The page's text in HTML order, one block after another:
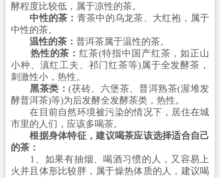
酵程度比较低，属于凉性的茶。
中性的茶： 青茶中的乌龙茶、大红袍，属于
中性的茶。
温性的茶： 普洱茶属于温性的茶。
热性的茶：红茶(特指中国产红茶，如正山
小种、滇红工夫、祁门红茶等)属于全发酵茶，
刺激性小，热性。
黑茶类：(茯砖、六堡茶、普洱熟茶(渥堆发
酵普洱茶)等)为后发酵全发酵茶类，热性。
在目前自然环境被污染的情况下，居住在城
市里的人们，应该多喝茶。
根据身体特征，建议喝茶应该选择适合自己
的茶：
1、如果有抽烟、喝酒习惯的人，又容易上
火并且体形比较胖，属于燥热体质的人，建议喝